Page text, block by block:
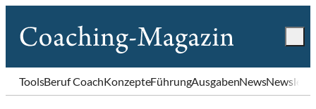
ToolsBeruf CoachKonzepteFührungAusgabenNews